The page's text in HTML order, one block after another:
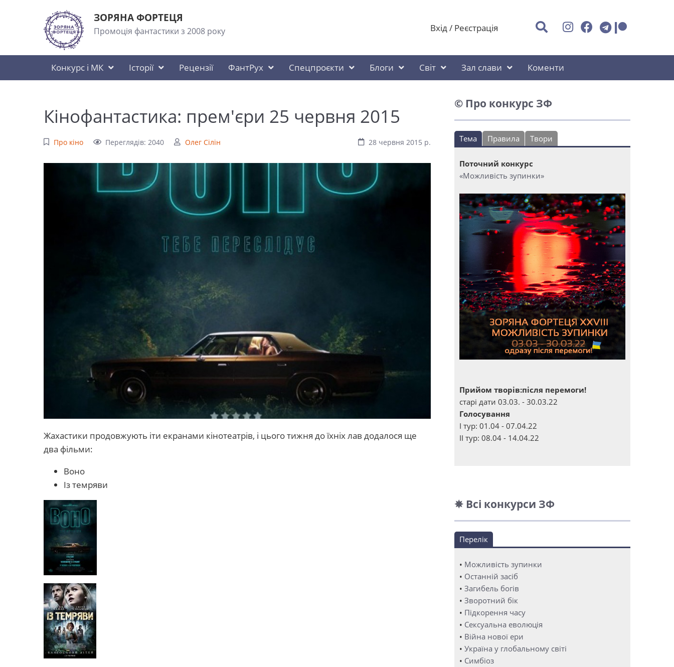
ЗОРЯНА ФОРТЕЦЯ
Промоція фантастики з 2008 року Вхід / Реєстрація
Конкурс і МК Історії Рецензії ФантРух Спецпроєкти Блоги Світ Зал слави Коменти
Кінофантастика: прем'єри 25 червня 2015
Про кіно Переглядів: 2040 Олег Сілін 28 червня 2015 р.
Жахастики продовжують іти екранами кінотеатрів, і цього тижня до їхніх лав додалося ще
два фільми:
Воно
Із темряви
© Про конкурс ЗФ
Тема Правила Твори
Поточний конкурс
«Можливість зупинки»
Прийом творів:після перемоги!
старі дати 03.03. - 30.03.22
Голосування
І тур: 01.04 - 07.04.22
ІІ тур: 08.04 - 14.04.22
✵ Всі конкурси ЗФ
Перелік
• Можливість зупинки
• Останній засіб
• Загибель богів
• Зворотний бік
• Підкорення часу
• Сексуальна еволюція
• Війна нової ери
• Україна у глобальному світі
• Симбіоз